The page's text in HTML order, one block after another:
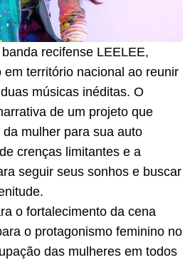
recifense LEELEE,
território nacional ao reunir
músicas inéditas. O
de um projeto que
mulher para sua auto
crenças limitantes e a
seguir seus sonhos e buscar
o fortalecimento da cena
o protagonismo feminino no
das mulheres em todos